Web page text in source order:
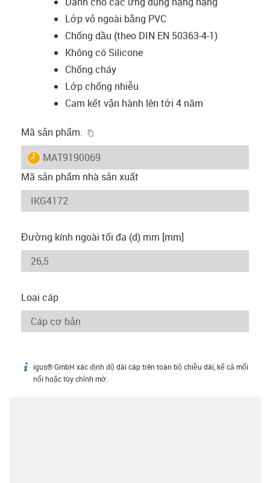
Lớp vỏ ngoài bằng PVC
Chống dầu (theo DIN EN 50363-4-1)
Không có Silicone
Chống cháy
Lớp chống nhiễu
Cam kết vận hành lên tới 4 năm
Mã sản phẩm.
igus-icon-lieferzeit
MAT9190069
Mã sản phẩm nhà sản xuất
Đường kính ngoài tối đa (d) mm [mm]
Loại cáp
igus-icon-info
igus® GmbH xác định độ dài cáp trên toàn bộ chiều dài, kể cả mối
nối hoặc tùy chỉnh mờ.